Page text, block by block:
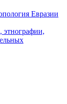
Евразии
этнографии,